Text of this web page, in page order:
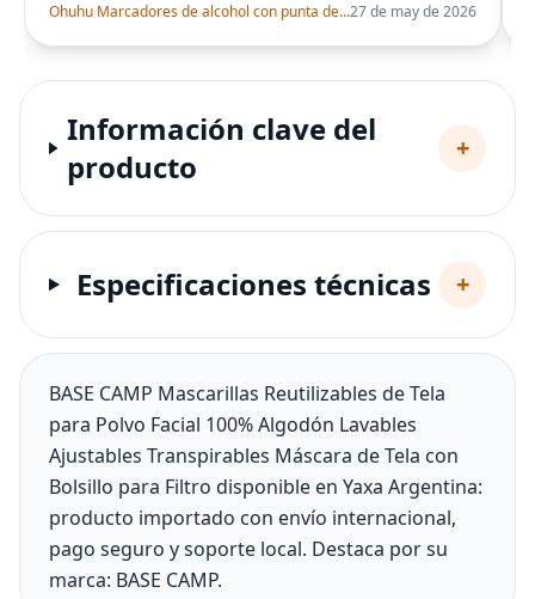
Ohuhu Marcadores de alcohol con punta de pincel – Juego de marcadores artísticos de doble punta con certificación AP para artistas adultos27 de may de 2026
Información clave del
producto
+
Especificaciones técnicas +
BASE CAMP Mascarillas Reutilizables de Tela
para Polvo Facial 100% Algodón Lavables
Ajustables Transpirables Máscara de Tela con
Bolsillo para Filtro disponible en Yaxa Argentina:
producto importado con envío internacional,
pago seguro y soporte local. Destaca por su
marca: BASE CAMP.